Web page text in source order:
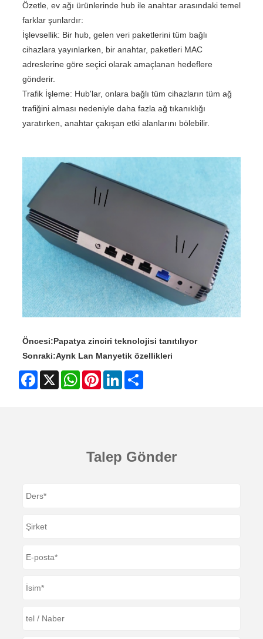
Özetle, ev ağı ürünlerinde hub ile anahtar arasındaki temel
farklar şunlardır:
İşlevsellik: Bir hub, gelen veri paketlerini tüm bağlı
cihazlara yayınlarken, bir anahtar, paketleri MAC
adreslerine göre seçici olarak amaçlanan hedeflere
gönderir.
Trafik İşleme: Hub'lar, onlara bağlı tüm cihazların tüm ağ
trafiğini alması nedeniyle daha fazla ağ tıkanıklığı
yaratırken, anahtar çakışan etki alanlarını bölebilir.
Öncesi:Papatya zinciri teknolojisi tanıtılıyor
Sonraki:Ayrık Lan Manyetik özellikleri
Facebook
X WhatsAppPinterestLinkedIn
Talep Gönder